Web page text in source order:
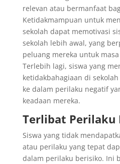
relevan atau bermanfaat
Ketidakmampuan untuk
sekolah dapat memotivasi
sekolah lebih awal, yang
peluang mereka untuk
Terlebih lagi, siswa yang
ketidakbahagiaan di
ke dalam perilaku negatif
keadaan mereka.
Terlibat Perilaku
Siswa yang tidak
atau perilaku yang tepat
dalam perilaku berisiko. Ini